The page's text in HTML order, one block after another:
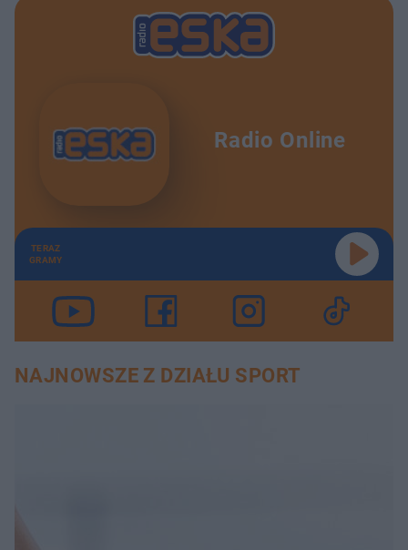
Radio Online
TERAZ
GRAMY
NAJNOWSZE Z DZIAŁU SPORT